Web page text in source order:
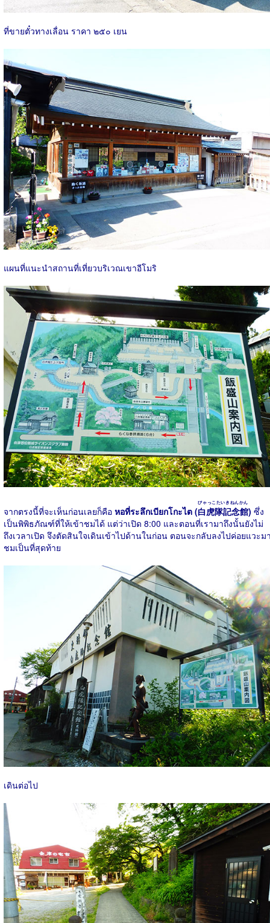
ที่ขายตั๋วทางเลื่อน ราคา ๒๕๐ เยน
แผนที่แนะนำสถานที่เที่ยวบริเวณเขาอีโมริ
จากตรงนี้ที่จะเห็นก่อนเลยก็คือ หอที่ระลึกเบียกโกะไต (白虎隊記念館
びゃっこたいきねんかん
) ซึ่ง
เป็นพิพิธภัณฑ์ที่ให้เข้าชมได้ แต่ว่าเปิด 8:00 และตอนที่เรามาถึงนั้นยังไม่
ถึงเวลาเปิด จึงตัดสินใจเดินเข้าไปด้านในก่อน ตอนจะกลับลงไปค่อยแวะม
ชมเป็นที่สุดท้าย
เดินต่อไป